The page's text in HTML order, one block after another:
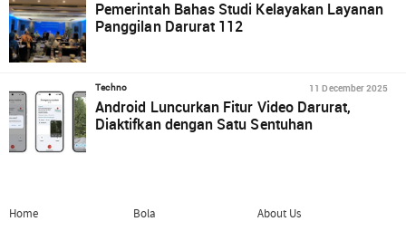
Pemerintah Bahas Studi Kelayakan Layanan
Panggilan Darurat 112
Techno 11 December 2025
Android Luncurkan Fitur Video Darurat,
Diaktifkan dengan Satu Sentuhan
Home
Bola
About Us